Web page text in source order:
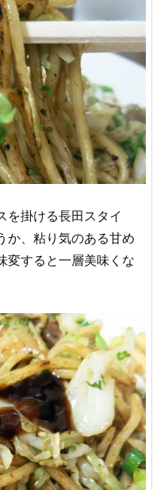
を掛ける長田スタイ
か、粘り気のある甘め
変すると一層美味くな